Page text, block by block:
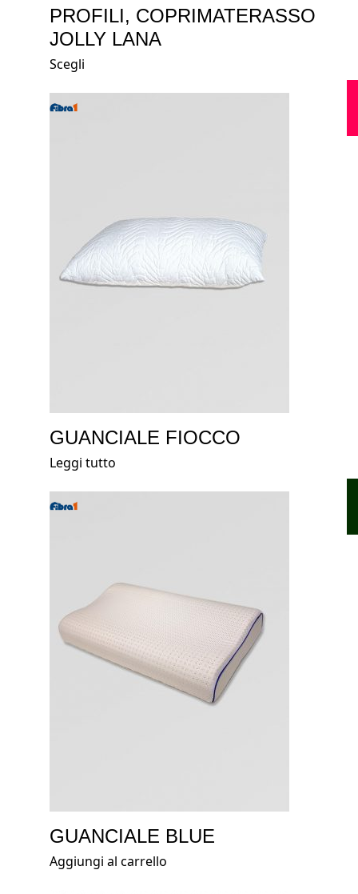
PROFILI, COPRIMATERASSO
JOLLY LANA
Scegli
GUANCIALE FIOCCO
Leggi tutto
GUANCIALE BLUE
Aggiungi al carrello